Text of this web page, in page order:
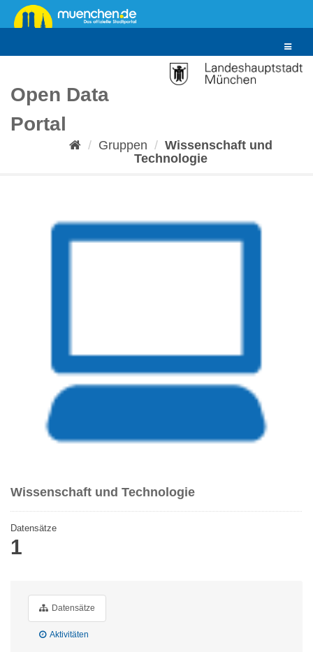
Überspringen
zum
Toggle
Open Data
Portal
Gruppen
Wissenschaft und
Technologie
Wissenschaft und Technologie
Datensätze
1
Datensätze
Aktivitäten